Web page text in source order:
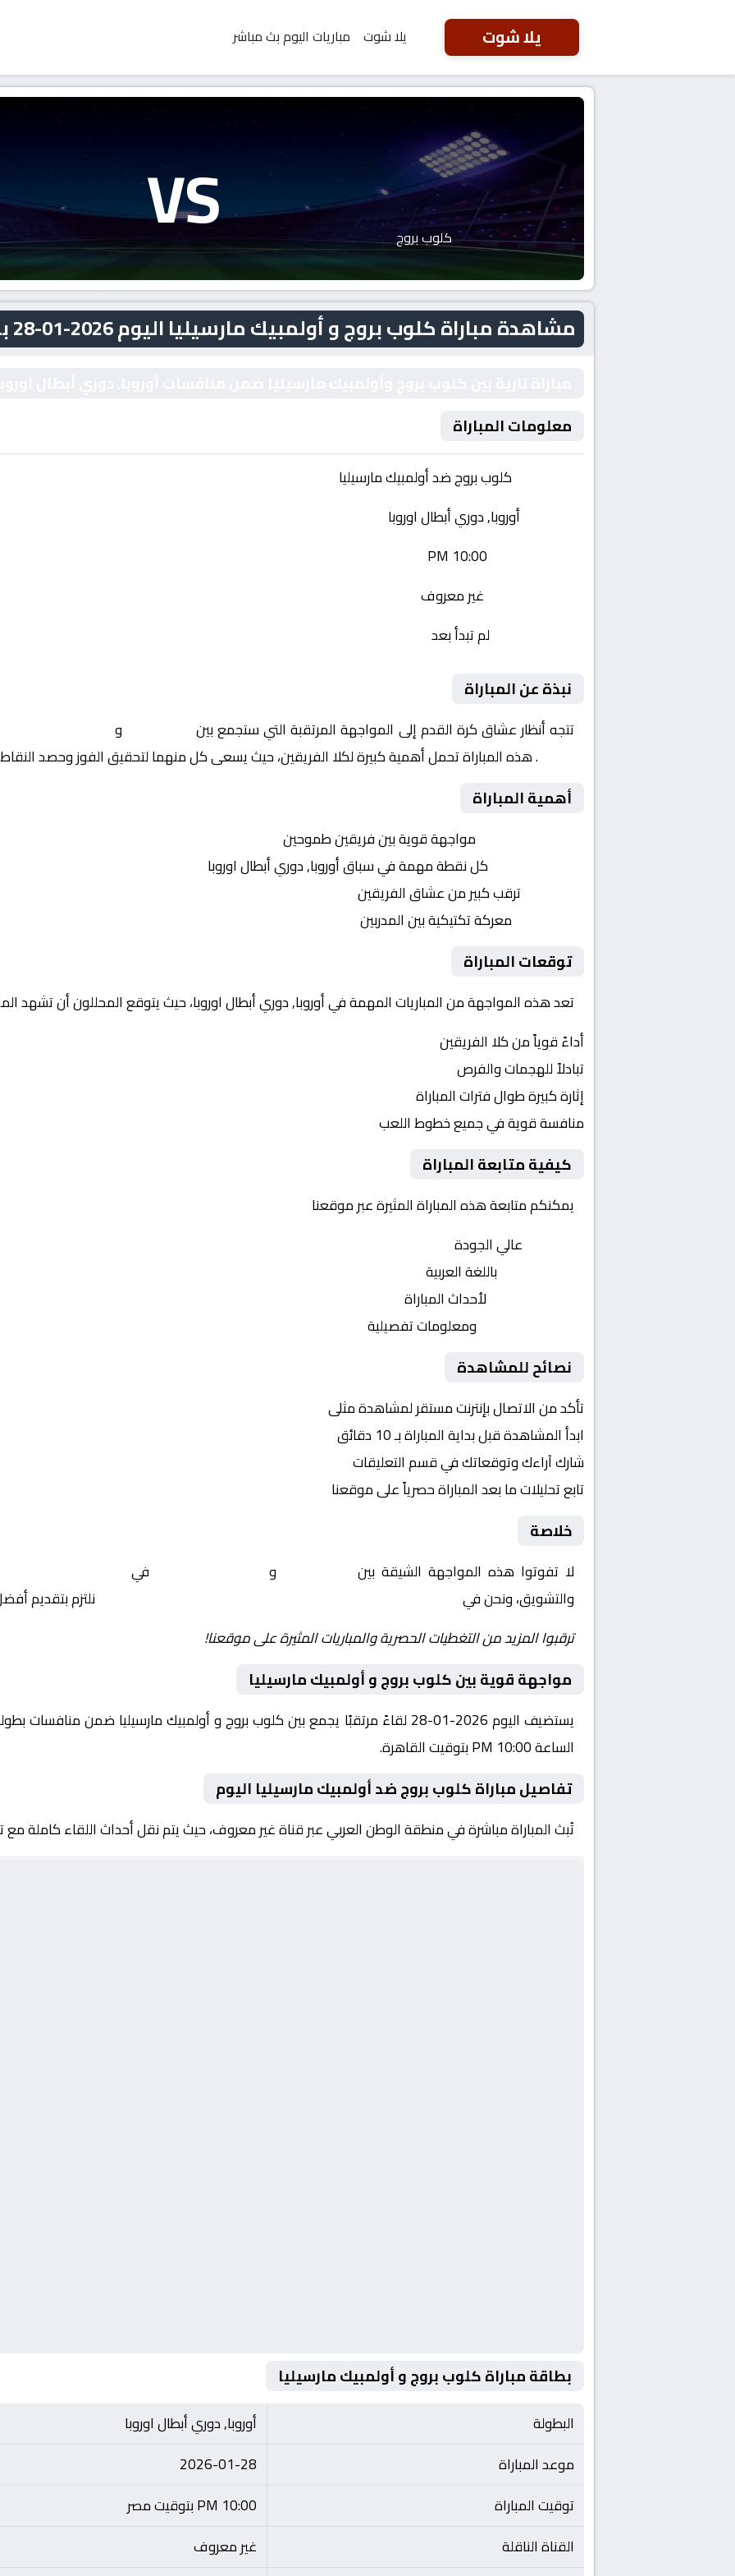
يلا شوت يلا شوت مباريات اليوم بث مباشر
كلوب بروج VS
مشاهدة مباراة كلوب بروج و أولمبيك مارسيليا اليوم 2026-01-28 بث مباشر
معلومات المباراة
كلوب بروج ضد أولمبيك مارسيليا
أوروبا, دوري أبطال اوروبا
غير معروف
لم تبدأ بعد
نبذة عن المباراة
تتجه أنظار عشاق كرة القدم إلى المواجهة المرتقبة التي ستجمع بين و
. هذه المباراة تحمل أهمية كبيرة لكلا الفريقين، حيث يسعى كل منهما لتحقيق الفوز وحصد النقاط
أهمية المباراة
مواجهة قوية بين فريقين طموحين
كل نقطة مهمة في سباق أوروبا, دوري أبطال اوروبا
ترقب كبير من عشاق الفريقين
معركة تكتيكية بين المدربين
توقعات المباراة
تعد هذه المواجهة من المباريات المهمة في أوروبا, دوري أبطال اوروبا، حيث يتوقع المحللون أن تشهد
أداءً قوياً من كلا الفريقين
تبادلاً للهجمات والفرص
إثارة كبيرة طوال فترات المباراة
منافسة قوية في جميع خطوط اللعب
كيفية متابعة المباراة
يمكنكم متابعة هذه المباراة المثيرة عبر موقعنا
عالي الجودة
باللغة العربية
لأحداث المباراة
ومعلومات تفصيلية
نصائح للمشاهدة
تأكد من الاتصال بإنترنت مستقر لمشاهدة مثلى
ابدأ المشاهدة قبل بداية المباراة بـ 10 دقائق
شارك آراءك وتوقعاتك في قسم التعليقات
تابع تحليلات ما بعد المباراة حصرياً على موقعنا
خلاصة
لا تفوتوا هذه المواجهة الشيقة بين و في
والتشويق، ونحن في
نلتزم بتقديم
ترقبوا المزيد من التغطيات الحصرية والمباريات المثيرة على موقعنا!
مواجهة قوية بين كلوب بروج و أولمبيك مارسيليا
يستضيف اليوم 2026-01-28 لقاءً مرتقبًا يجمع بين كلوب بروج و أولمبيك مارسيليا ضمن
الساعة 10:00 PM بتوقيت القاهرة.
تفاصيل مباراة كلوب بروج ضد أولمبيك مارسيليا اليوم
تُبث المباراة مباشرة في منطقة الوطن العربي عبر قناة غير معروف، حيث يتم نقل أحداث اللقاء كاملة
بطاقة مباراة كلوب بروج و أولمبيك مارسيليا
البطولة
أوروبا, دوري أبطال اوروبا
موعد المباراة
2026-01-28
توقيت المباراة
10:00 PM بتوقيت مصر
القناة الناقلة
غير معروف